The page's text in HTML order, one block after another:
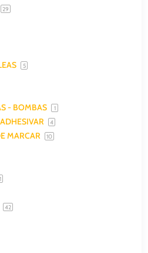
29
5
- BOMBAS 1
4
MARCAR 10
42